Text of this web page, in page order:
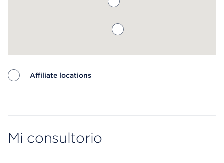
Affiliate locations
Mi consultorio